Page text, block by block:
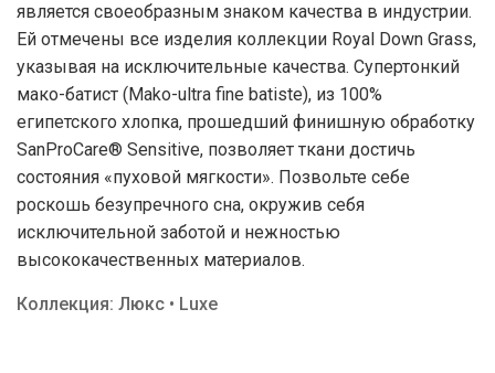
является своеобразным знаком качества в индустрии.
Ей отмечены все изделия коллекции Royal Down Grass,
указывая на исключительные качества. Супертонкий
мако-батист (Mako-ultra fine batiste), из 100%
египетского хлопка, прошедший финишную обработку
SanProCare® Sensitive, позволяет ткани достичь
состояния «пуховой мягкости». Позвольте себе
роскошь безупречного сна, окружив себя
исключительной заботой и нежностью
высококачественных материалов.
Коллекция: Люкс • Luxe